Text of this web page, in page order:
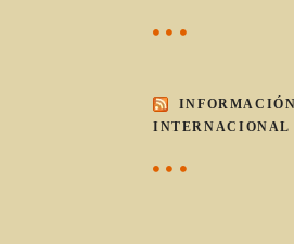
INTERNACIONAL